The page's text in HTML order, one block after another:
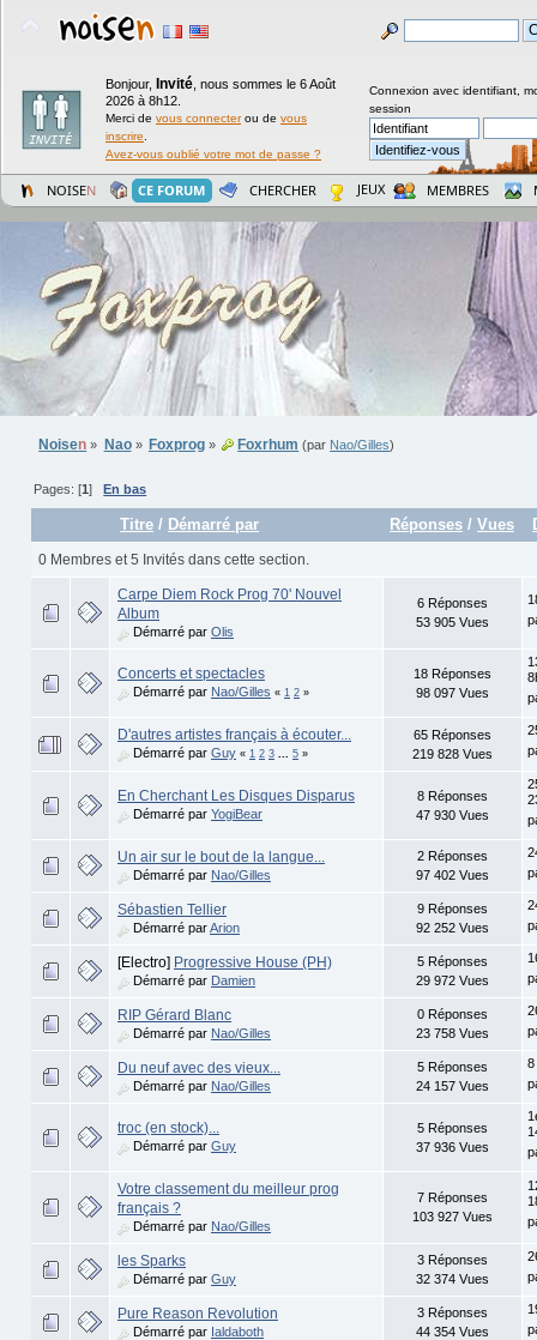
Bonjour, Invité nous sommes le 6 Août
2026 à 8h12.
Merci de vous connecterou de vous
inscrire
Avez-vous oublié votre mot de passe ?
Connexion avec identifiant,
session
NOISEN CE FORUM CHERCHER JEUX MEMBRES
Noisen » Nao» Foxprog» Foxrhum (par Nao/Gilles)
Pages: [1]En bas
Titre / Démarré par Réponses / Vues
0 Membres et 5 Invités dans cette section.
Carpe Diem Rock Prog 70' Nouvel
Album
Démarré par Olis
6 Réponses
53 905 Vues
Concerts et spectacles
Démarré par Nao/Gilles « 1 2 »
18 Réponses
98 097 Vues
D'autres artistes français à écouter...
Démarré par Guy « 1 2 3 5 »
65 Réponses
219 828 Vues
En Cherchant Les Disques Disparus
Démarré par YogiBear
8 Réponses
47 930 Vues
Un air sur le bout de la langue...
Démarré par Nao/Gilles
2 Réponses
97 402 Vues
Sébastien Tellier
Démarré parArion
9 Réponses
92 252 Vues
[Electro] Progressive House (PH)
Démarré par Damien
5 Réponses
29 972 Vues
RIP Gérard Blanc
Démarré par Nao/Gilles
0 Réponses
23 758 Vues
Du neuf avec des vieux...
Démarré par Nao/Gilles
5 Réponses
24 157 Vues
8
troc (en stock)...
Démarré par Guy
5 Réponses
37 936 Vues
Votre classement du meilleur prog
français ?
Démarré par Nao/Gilles
7 Réponses
103 927 Vues
les Sparks
Démarré par Guy
3 Réponses
32 374 Vues
Pure Reason Revolution
Démarré par Ialdaboth
3 Réponses
44 354 Vues